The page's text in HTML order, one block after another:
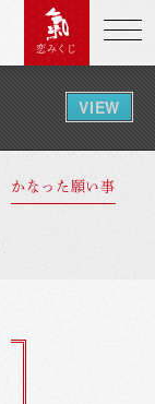
VIEW
恋みくじ
かなった願い事